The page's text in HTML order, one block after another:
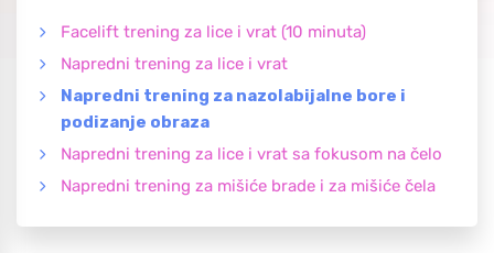
Facelift trening za lice i vrat (10 minuta)
Napredni trening za lice i vrat
Napredni trening za nazolabijalne bore i
podizanje obraza
Napredni trening za lice i vrat sa fokusom na čelo
Napredni trening za mišiće brade i za mišiće čela